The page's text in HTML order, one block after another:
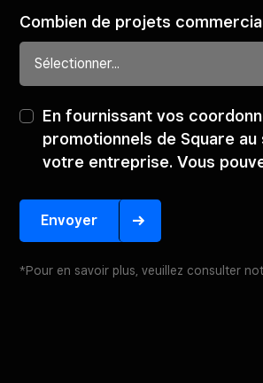
Combien de projets
En fournissant vos
promotionnels de Square
votre entreprise. Vous
Envoyer
*Pour en savoir plus, veuillez consulter